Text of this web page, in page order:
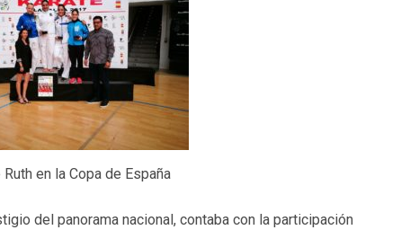
Ruth en la Copa de España
del panorama nacional, contaba con la participación